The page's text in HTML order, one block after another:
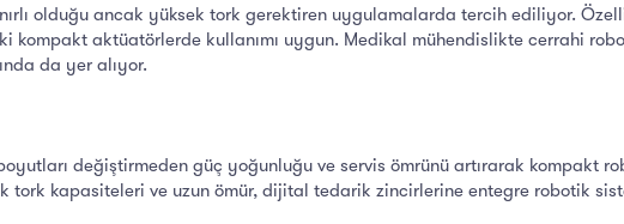
olduğu ancak yüksek tork gerektiren uygulamalarda tercih ediliyor.
kompakt aktüatörlerde kullanımı uygun. Medikal mühendislikte cerrahi
da yer alıyor.
değiştirmeden güç yoğunluğu ve servis ömrünü artırarak kompakt
tork kapasiteleri ve uzun ömür, dijital tedarik zincirlerine entegre robotik